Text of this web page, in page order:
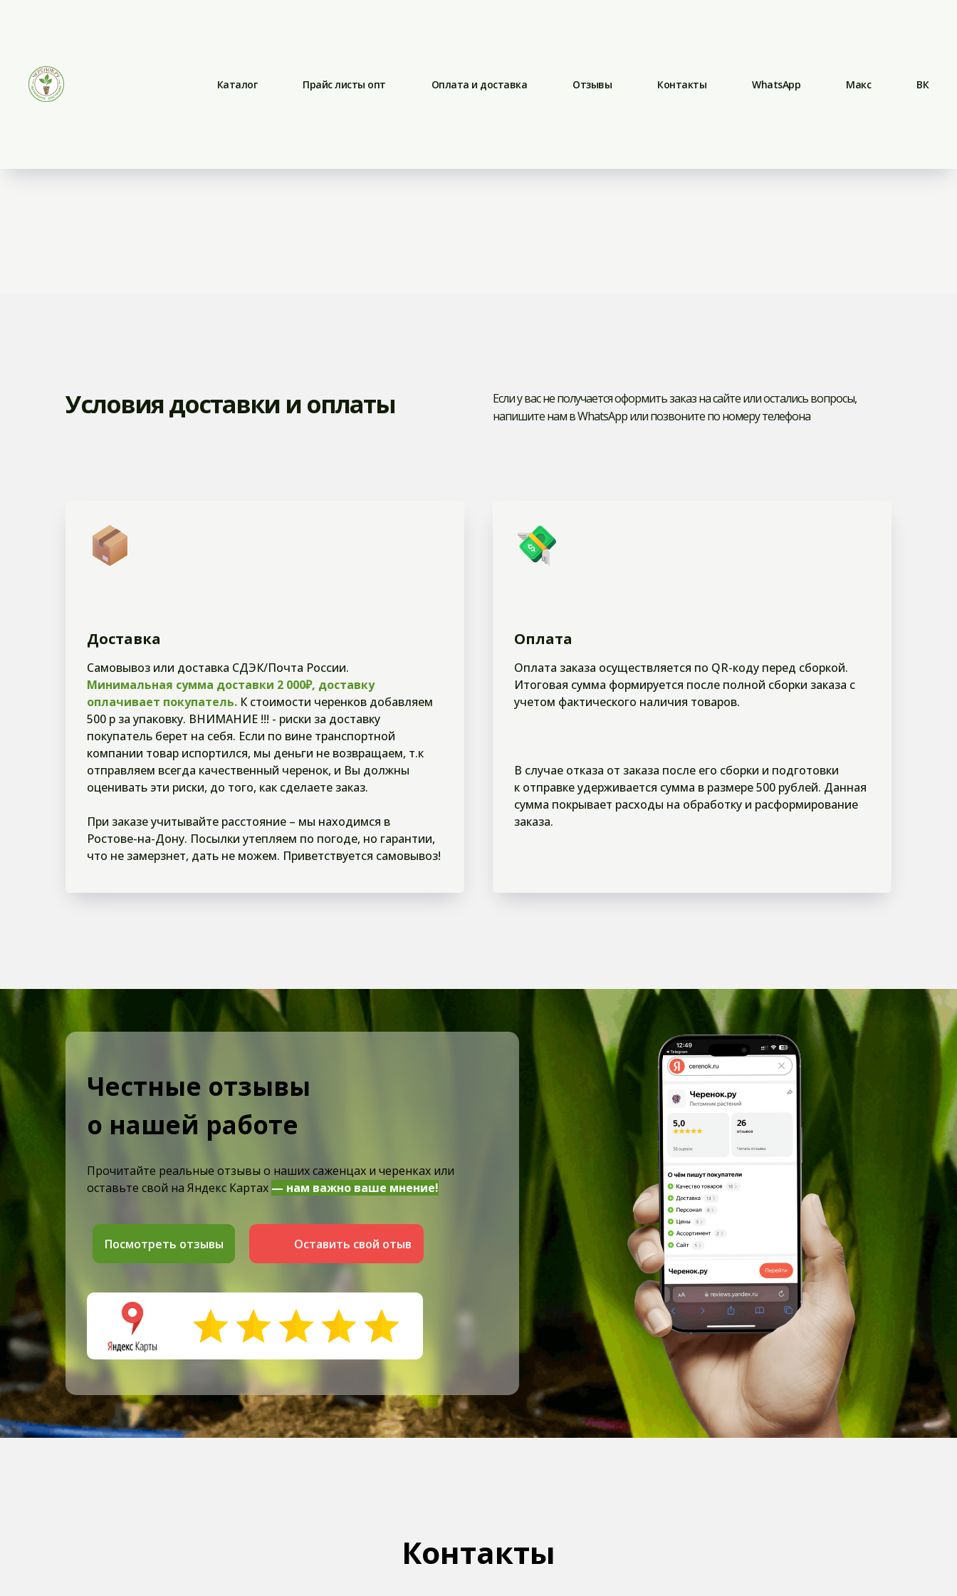
Каталог Прайс листы опт Оплата и доставка Отзывы Контакты WhatsApp Макс ВК
Условия доставки и оплаты
Если у вас не получается оформить заказ на сайте или остались вопросы,
напишите нам в WhatsApp или позвоните по номеру телефона
Доставка
Самовывоз или доставка СДЭК/Почта России.
Минимальная сумма доставки 2 000₽, доставку
оплачивает покупатель. К стоимости черенков добавляем
500 р за упаковку. ВНИМАНИЕ !!! - риски за доставку
покупатель берет на себя. Если по вине транспортной
компании товар испортился, мы деньги не возвращаем, т.к
отправляем всегда качественный черенок, и Вы должны
оценивать эти риски, до того, как сделаете заказ.
При заказе учитывайте расстояние – мы находимся в
Ростове-на-Дону. Посылки утепляем по погоде, но гарантии,
что не замерзнет, дать не можем. Приветствуется самовывоз!
Оплата
Оплата заказа осуществляется по QR-коду перед сборкой.
Итоговая сумма формируется после полной сборки заказа с
учетом фактического наличия товаров.
В случае отказа от заказа после его сборки и подготовки
к отправке удерживается сумма в размере 500 рублей. Данная
сумма покрывает расходы на обработку и расформирование
заказа.
Прочитайте реальные отзывы о наших саженцах и черенках или
оставьте свой на Яндекс Картах — нам важно ваше мнение!
Честные отзывы
о нашей работе
Посмотреть отзывы Оставить свой отыв
Контакты